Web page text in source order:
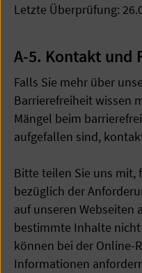
Letzte Überprüfung:
A-5. Kontakt und
Falls Sie mehr über
Barrierefreiheit wissen
Mängel beim
aufgefallen sind,
Bitte teilen Sie uns mit,
bezüglich der
auf unseren Webseiten
bestimmte Inhalte
können bei der Online-
Informationen